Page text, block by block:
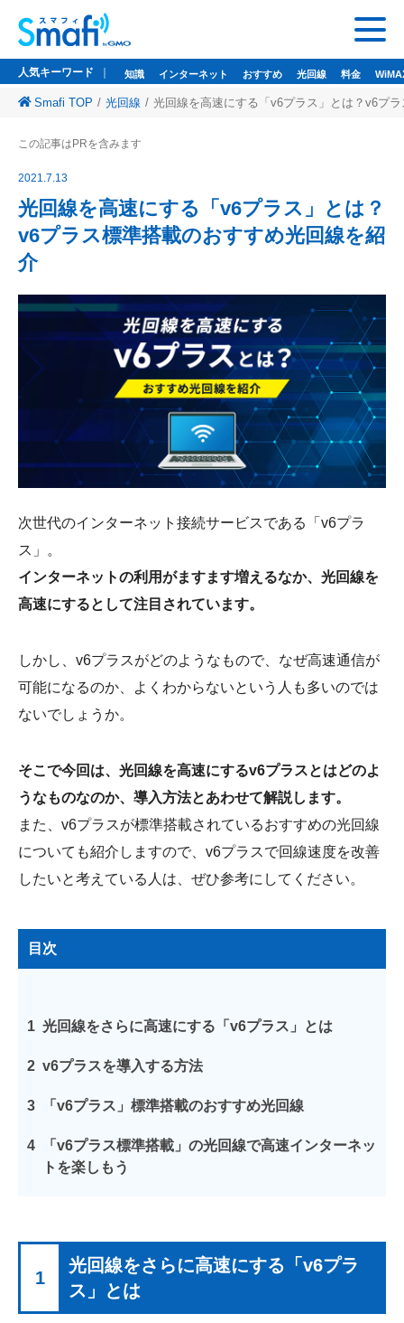
人気キーワード
監修者一覧
Smafi WiMAX
GMOとくとくBB
Wi-Fi（WiMAX）レンタル
お問い合わせ
会社概要
人気キーワード 知識 インターネット おすすめ 光回線 料金
Smafi TOP 光回線 光回線を高速にする「v6プラス」とは？v6プ
この記事はPRを含みます
2021.7.13
光回線を高速にする「v6プラス」とは？
v6プラス標準搭載のおすすめ光回線を紹
介
次世代のインターネット接続サービスである「v6プラ
ス」。
インターネットの利用がますます増えるなか、光回線を
高速にするとして注目されています。
しかし、v6プラスがどのようなもので、なぜ高速通信が
可能になるのか、よくわからないという人も多いのでは
ないでしょうか。
そこで今回は、光回線を高速にするv6プラスとはどのよ
うなものなのか、導入方法とあわせて解説します。
また、v6プラスが標準搭載されているおすすめの光回線
についても紹介しますので、v6プラスで回線速度を改善
したいと考えている人は、ぜひ参考にしてください。
目次
1 光回線をさらに高速にする「v6プラス」とは
2 v6プラスを導入する方法
3 「v6プラス」標準搭載のおすすめ光回線
4
「v6プラス標準搭載」の光回線で高速インターネッ
トを楽しもう
1
光回線をさらに高速にする「v6プラ
ス」とは